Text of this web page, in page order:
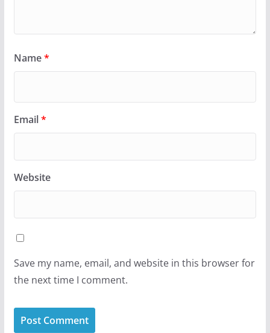
Name*
Email*
Website
Save my name, email, and website in this browser for
the next time I comment.